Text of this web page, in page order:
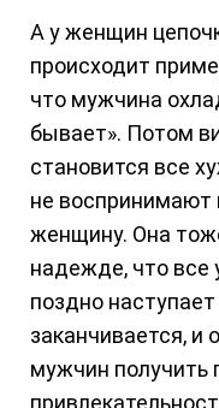
А у женщин
происходит
что мужчина
бывает». Потом
становится все
не воспринимают
женщину. Она
надежде, что все
поздно
заканчивается, и
мужчин получить